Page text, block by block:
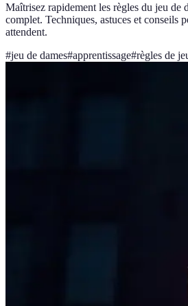
Maîtrisez rapidement les règles du jeu de
complet. Techniques, astuces et conseils
attendent.
#jeu de dames#apprentissage#règles de